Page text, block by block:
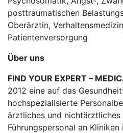
posttraumatischen
Oberärztin,
Patientenversorgung
Über uns
FIND YOUR EXPERT –
2012 eine auf das
hochspezialisierte
ärztliches und nichtärztliches
Führungspersonal an